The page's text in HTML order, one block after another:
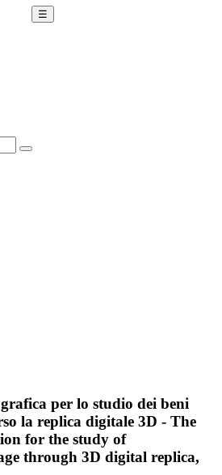
☰
per lo studio dei beni
la replica digitale 3D - The
for the study of
through 3D digital replica,